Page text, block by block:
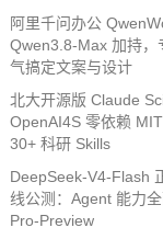
阿里千问办公
Qwen3.8-Max 加持，
气搞定文案与设计
北大开源版 Claude
OpenAI4S 零依赖
30+ 科研 Skills
DeepSeek-V4-Flash
线公测：Agent 能力
Pro-Preview